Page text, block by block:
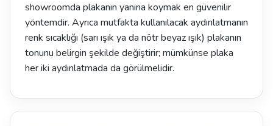
showroomda plakanın yanına koymak en güvenilir
yöntemdir. Ayrıca mutfakta kullanılacak aydınlatmanın
renk sıcaklığı (sarı ışık ya da nötr beyaz ışık) plakanın
tonunu belirgin şekilde değiştirir; mümkünse plaka
her iki aydınlatmada da görülmelidir.